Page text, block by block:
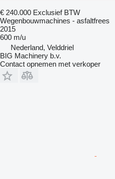
€ 240.000 Exclusief BTW
Wegenbouwmachines - asfaltfrees
2015
600 m/u
Nederland, Velddriel
BIG Machinery b.v.
Contact opnemen met verkoper